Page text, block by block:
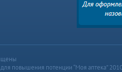
повышения потенции “Моя аптека”